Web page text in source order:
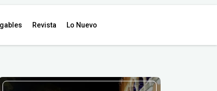
Revista Lo Nuevo